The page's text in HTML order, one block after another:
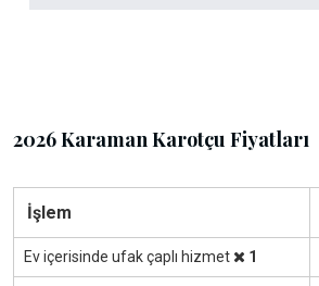
2026 Karaman Karotçu Fiyatları
İşlem
Ev içerisinde ufak çaplı hizmet 1